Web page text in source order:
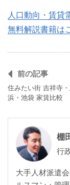
人口動向・賃貸
無料解説書籍は
前の記事
住みたい街 吉祥寺
浜・池袋 家賃比較
棚
行
大手人材派遣